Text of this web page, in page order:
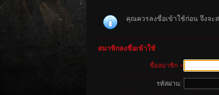
คุณควรลงชื่อเข้าใช้ก่อน จึงจะ
สมาชิกลงชื่อเข้าใช้
ชื่อสมาชิก
รหัสผ่าน: